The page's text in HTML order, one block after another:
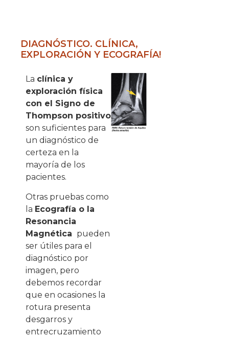
DIAGNÓSTICO. CLÍNICA,
EXPLORACIÓN Y ECOGRAFÍA!
La clínica y
exploración física
con el Signo de
Thompson positivo
son suficientes para
un diagnóstico de
certeza en la
mayoría de los
pacientes.
Otras pruebas como
la Ecografía o la
Resonancia
Magnética pueden
ser útiles para el
diagnóstico por
imagen, pero
debemos recordar
que en ocasiones la
rotura presenta
desgarros y
entrecruzamiento